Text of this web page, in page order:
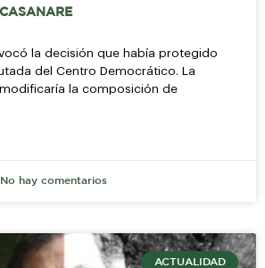
la decisión que había protegido
del Centro Democrático. La
la composición de
No hay comentarios
ACTUALIDAD